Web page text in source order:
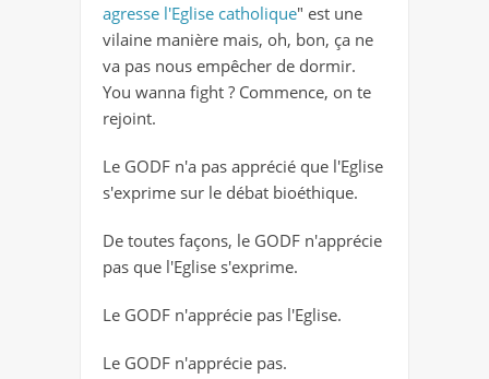
agresse l'Eglise catholique" est une
vilaine manière mais, oh, bon, ça ne
va pas nous empêcher de dormir.
You wanna fight ? Commence, on te
rejoint.
Le GODF n'a pas apprécié que l'Eglise
s'exprime sur le débat bioéthique.
De toutes façons, le GODF n'apprécie
pas que l'Eglise s'exprime.
Le GODF n'apprécie pas l'Eglise.
Le GODF n'apprécie pas.